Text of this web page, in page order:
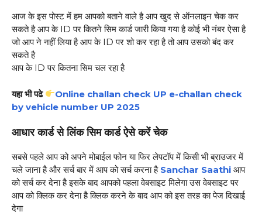
आज के इस पोस्ट में हम आपको बताने वाले है आप खुद से ऑनलाइन चेक कर
सकते है आप के ID पर कितने सिम कार्ड जारी किया गया है कोई भी नंबर ऐसा है
जो आप ने नहीं लिया है आप के ID पर शो कर रहा है तो आप उसको बंद कर
सकते है
आप के ID पर कितना सिम चल रहा है
यहा भी पढे
Online challan check UP e-challan check
by vehicle number UP 2025
आधार कार्ड से लिंक सिम कार्ड ऐसे करें चेक
सबसे पहले आप को अपने मोबाईल फोन या फिर लेपटॉप में किसी भी ब्राउजर में
चले जाना है और सर्च बार में आप को सर्च करना है Sanchar Saathi आप
को सर्च कर देना है इसके बाद आपको पहला वेबसाइट मिलेगा उस वेबसाइट पर
आप को क्लिक कर देना है क्लिक करने के बाद आप को इस तरह का पेज दिखाई
देगा